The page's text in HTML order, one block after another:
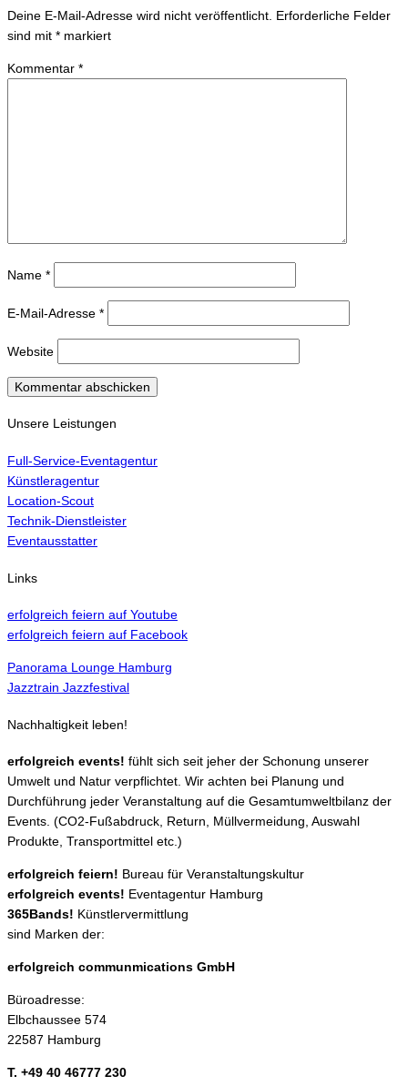
Deine E-Mail-Adresse wird nicht veröffentlicht. Erforderliche Felder
sind mit * markiert
Kommentar *
Name *
E-Mail-Adresse *
Website
Unsere Leistungen
Full-Service-Eventagentur
Künstleragentur
Location-Scout
Technik-Dienstleister
Eventausstatter
Links
erfolgreich feiern auf Youtube
erfolgreich feiern auf Facebook
Panorama Lounge Hamburg
Jazztrain Jazzfestival
Nachhaltigkeit leben!
erfolgreich events! fühlt sich seit jeher der Schonung unserer
Umwelt und Natur verpflichtet. Wir achten bei Planung und
Durchführung jeder Veranstaltung auf die Gesamtumweltbilanz der
Events. (CO2-Fußabdruck, Return, Müllvermeidung, Auswahl
Produkte, Transportmittel etc.)
erfolgreich feiern! Bureau für Veranstaltungskultur
erfolgreich events! Eventagentur Hamburg
365Bands! Künstlervermittlung
sind Marken der:
erfolgreich communmications GmbH
Büroadresse:
Elbchaussee 574
22587 Hamburg
T. +49 40 46777 230